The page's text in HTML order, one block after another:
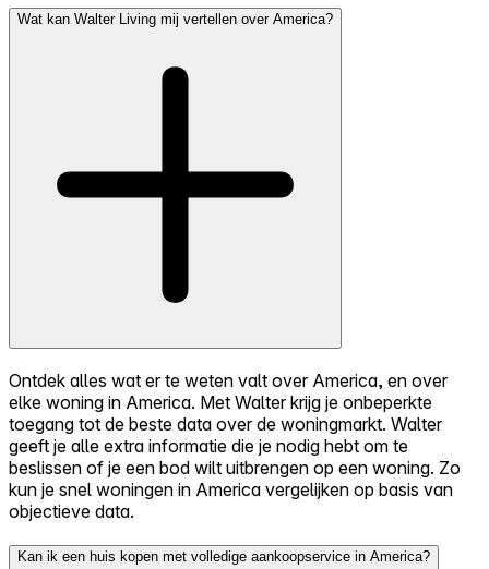
Wat kan Walter Living mij vertellen over America?
Ontdek alles wat er te weten valt over America, en over
elke woning in America. Met Walter krijg je onbeperkte
toegang tot de beste data over de woningmarkt. Walter
geeft je alle extra informatie die je nodig hebt om te
beslissen of je een bod wilt uitbrengen op een woning. Zo
kun je snel woningen in America vergelijken op basis van
objectieve data.
Kan ik een huis kopen met volledige aankoopservice in America?